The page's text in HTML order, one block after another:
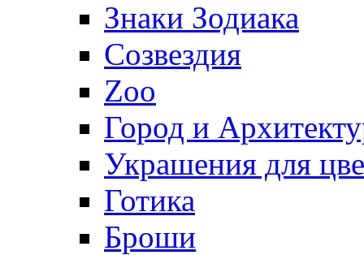
Знаки Зодиака
Созвездия
Zoo
Город и
Украшения для
Готика
Броши